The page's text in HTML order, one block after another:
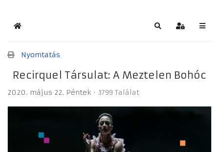
Kezdőlap Keresés
Nyomtatás
Recirquel Társulat: A Meztelen Bohóc
2020. május 22. Péntek 3799 Találat